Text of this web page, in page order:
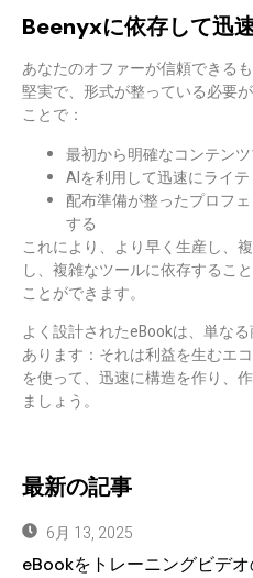
Beenyxに依存して迅
あなたのオファーが信頼できる
堅実で、形式が整っている必要が
ことで：
最初から明確なコンテン
AIを利用して迅速にライ
配布準備が整ったプロフ
する
これにより、 より早く 生産し、
し、複雑なツールに依存するこ
ことができます。
よく設計されたeBookは、単な
あります：それは利益を生むエ
を使って、迅速に構造を作り、
ましょう。
最新の記事
6月 13, 2025
eBookをトレーニングビデ